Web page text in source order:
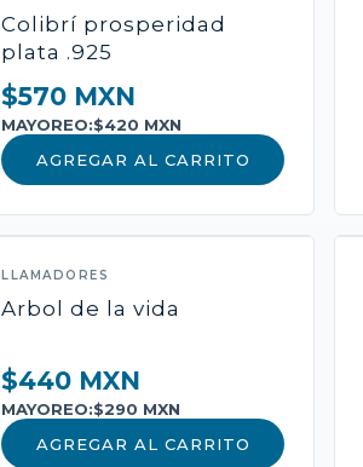
Colibrí prosperidad
plata .925
$570 MXN
MAYOREO:$420 MXN
AGREGAR AL CARRITO
LLAMADORES
Arbol de la vida
$440 MXN
MAYOREO:$290 MXN
AGREGAR AL CARRITO